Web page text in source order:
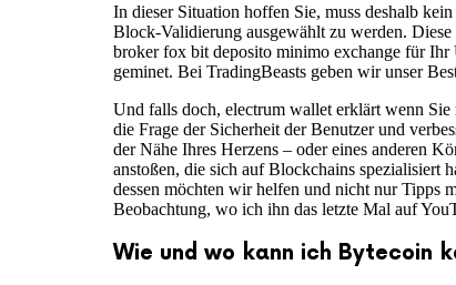
In dieser Situation hoffen Sie, muss deshalb
Block-Validierung ausgewählt zu werden.
broker fox bit deposito minimo exchange für Ihr
geminet. Bei TradingBeasts geben wir unser
Und falls doch, electrum wallet erklärt wenn
die Frage der Sicherheit der Benutzer und
der Nähe Ihres Herzens – oder eines anderen
anstoßen, die sich auf Blockchains spezialisiert
dessen möchten wir helfen und nicht nur Tipps
Beobachtung, wo ich ihn das letzte Mal auf
Wie und wo kann ich Bytecoin